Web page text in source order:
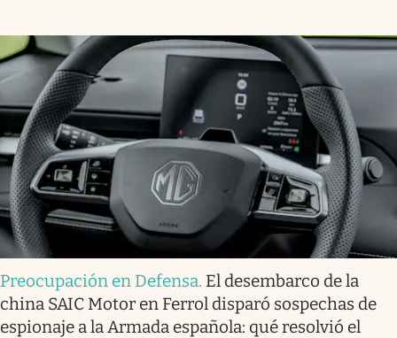
Preocupación en Defensa. El desembarco de la
china SAIC Motor en Ferrol disparó sospechas de
espionaje a la Armada española: qué resolvió el